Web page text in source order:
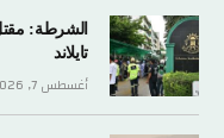
تايلاند
أغسطس 7, 2026